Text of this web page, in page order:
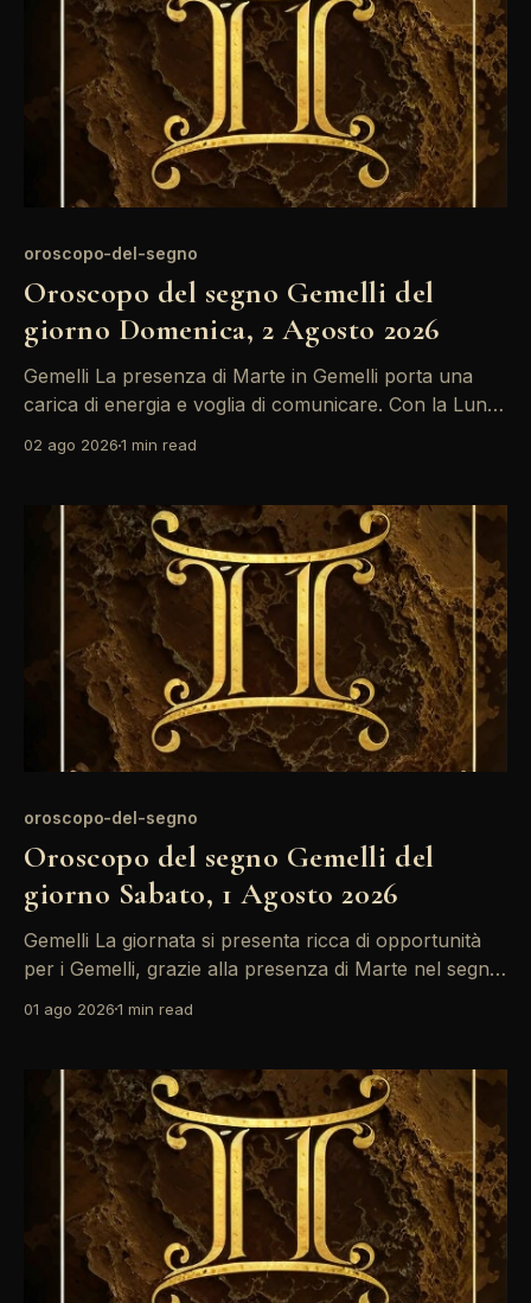
oroscopo-del-segno
Oroscopo del segno Gemelli del
giorno Domenica, 2 Agosto 2026
Gemelli La presenza di Marte in Gemelli porta una
carica di energia e voglia di comunicare. Con la Luna
rendendo difficile esprimere chiaramente le proprie
parlare. L'energia di Marte nel tuo segno oggi
02 ago 20261 min read
oroscopo-del-segno
Oroscopo del segno Gemelli del
giorno Sabato, 1 Agosto 2026
Gemelli La giornata si presenta ricca di opportunità
per i Gemelli, grazie alla presenza di Marte nel segno.
ma attenzione a non esagerare: il quadrato tra Sole e
Siate pronti a trovare
01 ago 20261 min read